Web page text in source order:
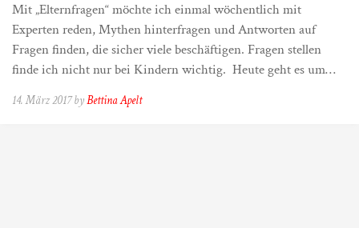
Mit „Elternfragen“ möchte ich einmal wöchentlich mit
Experten reden, Mythen hinterfragen und Antworten auf
Fragen finden, die sicher viele beschäftigen. Fragen stellen
finde ich nicht nur bei Kindern wichtig. Heute geht es um…
14. März 2017 byBettina Apelt